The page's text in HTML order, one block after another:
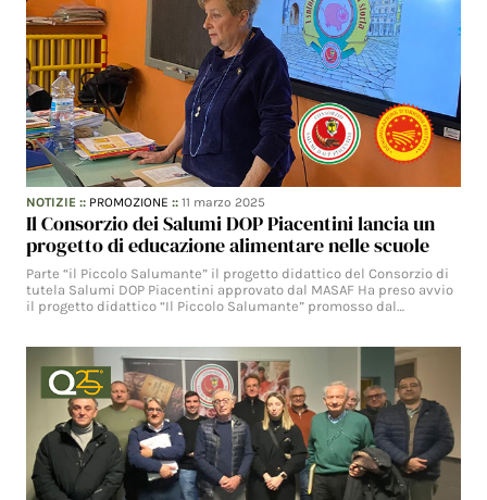
NOTIZIE :: PROMOZIONE ::11 marzo 2025
Il Consorzio dei Salumi DOP Piacentini lancia un
progetto di educazione alimentare nelle scuole
Parte “il Piccolo Salumante” il progetto didattico del Consorzio di
tutela Salumi DOP Piacentini approvato dal MASAF Ha preso avvio
il progetto didattico “Il Piccolo Salumante” promosso dal…